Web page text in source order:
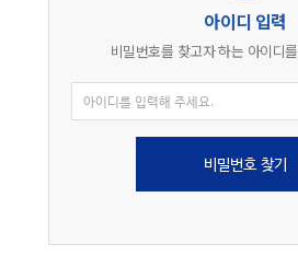
아이디 입력
비밀번호를 찾고자 하는 아이디를
비밀번호 찾기